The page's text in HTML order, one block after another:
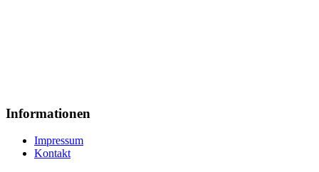
Informationen
Impressum
Kontakt